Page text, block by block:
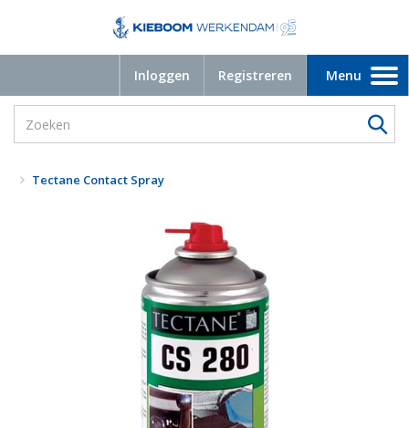
Inloggen Registreren
Toggle
navigation
Menu
Tectane Contact Spray